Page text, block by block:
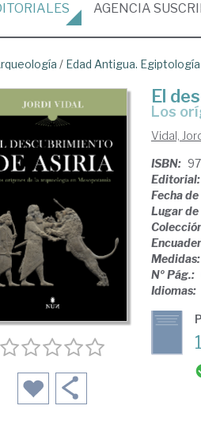
AGENCIA
/ Edad Antigua. Egiptología
El
Los
Vidal,
ISBN:
Editorial:
Fecha
Lugar
Medidas:
Nº Pág.:
Idiomas: